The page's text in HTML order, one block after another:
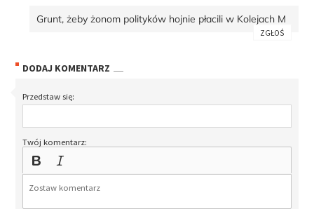
Grunt, żeby żonom polityków hojnie płacili w Kolejach M
ZGŁOŚ
DODAJ KOMENTARZ
Przedstaw się:
Twój komentarz: